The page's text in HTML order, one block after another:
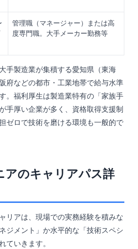
管理職（マネージャー）または高
度専門職。大手メーカー勤務等
手製造業が集積する愛知県（東海
府などの都市・工業地帯で給与水準
。福利厚生は製造業特有の「家族手
手厚い企業が多く、資格取得支援制
ゼロで技術を磨ける環境も一般的で
アのキャリアパス詳
リアは、現場での実務経験を積みな
ジメント」か水平的な「技術スペシ
ていきます。